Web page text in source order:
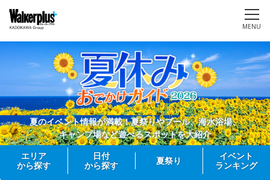
MENU
夏のイベント情報が満載！夏祭りやプール、海水浴場、
キャンプ場など遊べるスポットを大紹介
エリア
から探す
日付
から探す
夏祭り
イベント
ランキング